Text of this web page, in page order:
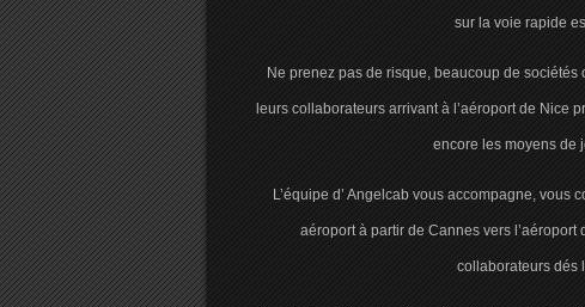
sur la voie rapide
Ne prenez pas de risque, beaucoup de
leurs collaborateurs arrivant à l’aéroport de Nice
encore les moyens de
L’équipe d’ Angelcab vous accompagne,
aéroport à partir de Cannes vers
collaborateurs dés